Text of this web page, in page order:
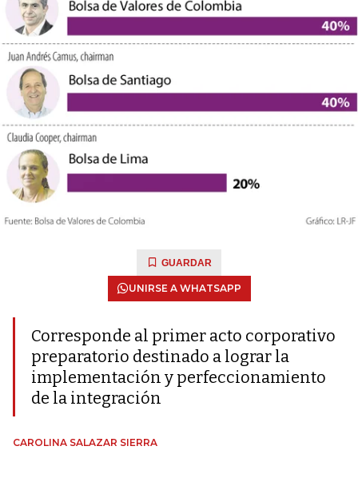
GUARDAR
UNIRSE A WHATSAPP
Corresponde al primer acto corporativo
preparatorio destinado a lograr la
implementación y perfeccionamiento
de la integración
CAROLINA SALAZAR SIERRA